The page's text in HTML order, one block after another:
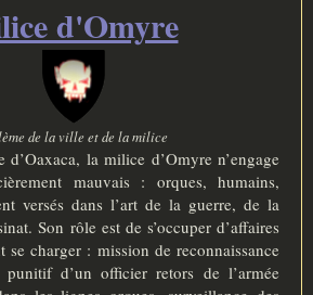
d'Omyre
de la ville et de la milice
la milice d’Omyre n’engage
mauvais : orques, humains,
versés dans l’art de la guerre, de la
Son rôle est de s’occuper d’affaires
se charger : mission de reconnaissance
punitif d’un officier retors de l’armée